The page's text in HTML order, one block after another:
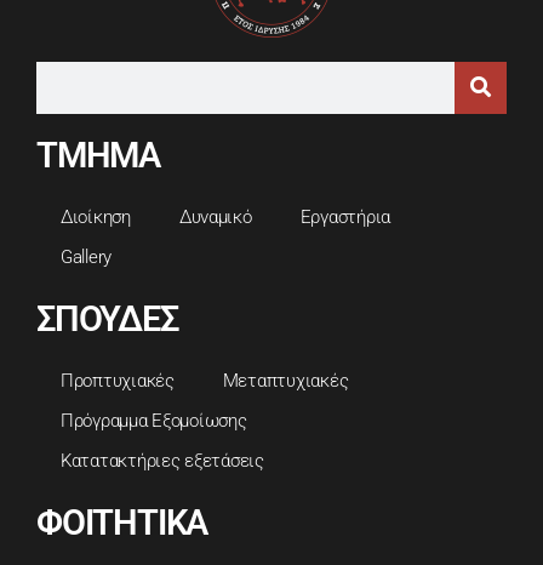
ΤΜΗΜΑ
Διοίκηση Δυναμικό
Εργαστήρια
Gallery
ΣΠΟΥΔΕΣ
Προπτυχιακές
Μεταπτυχιακές
Πρόγραμμα Εξομοίωσης
Κατατακτήριες εξετάσεις
ΦΟΙΤΗΤΙΚΑ